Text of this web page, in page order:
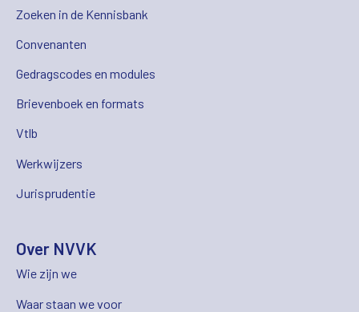
Zoeken in de Kennisbank
Convenanten
Gedragscodes en modules
Brievenboek en formats
Vtlb
Werkwijzers
Jurisprudentie
Over NVVK
Wie zijn we
Waar staan we voor